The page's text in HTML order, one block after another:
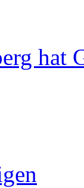
hat